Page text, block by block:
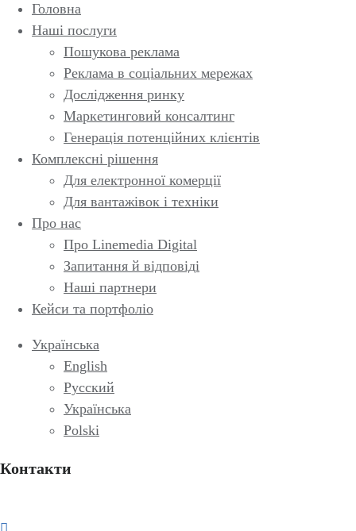
Головна
Наші послуги
Пошукова реклама
Реклама в соціальних мережах
Дослідження ринку
Маркетинговий консалтинг
Генерація потенційних клієнтів
Комплексні рішення
Для електронної комерції
Для вантажівок і техніки
Про нас
Про Linemedia Digital
Запитання й відповіді
Наші партнери
Кейси та портфоліо
Українська
English
Русский
Українська
Polski
Контакти